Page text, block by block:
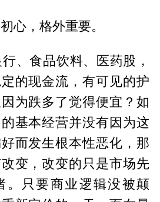
心，格外重要。
、食品饮料、医药股，
的现金流，有可见的护
为跌多了觉得便宜？如
基本经营并没有因为这
而发生根本性恶化，那
变，改变的只是市场先
。只要商业逻辑没被颠